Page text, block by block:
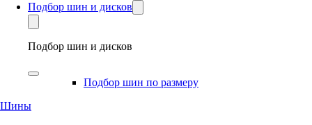
Подбор шин и дисков
Подбор шин и дисков
Подбор шин по размеру
Шины